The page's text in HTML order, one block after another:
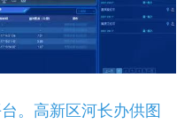
。高新区河长办供图